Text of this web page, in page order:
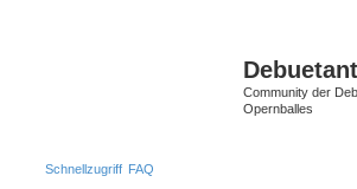
Community der
Opernballes
Schnellzugriff FAQ